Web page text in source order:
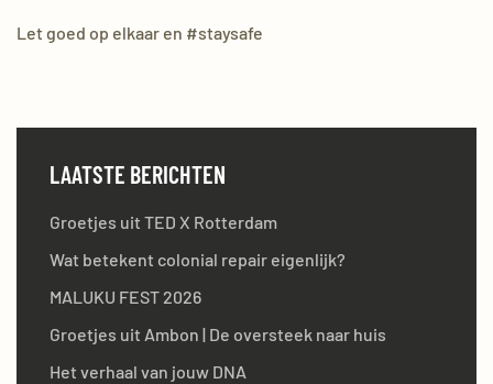
Let goed op elkaar en #staysafe
LAATSTE BERICHTEN
Groetjes uit TED X Rotterdam
Wat betekent colonial repair eigenlijk?
MALUKU FEST 2026
Groetjes uit Ambon | De oversteek naar huis
Het verhaal van jouw DNA